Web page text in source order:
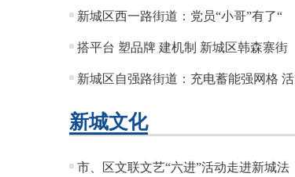
新城区西一路街道：党员“小哥”有了“
搭平台 塑品牌 建机制 新城区韩森寨街
新城区自强路街道：充电蓄能强网格 活
新城文化
市、区文联文艺“六进”活动走进新城法